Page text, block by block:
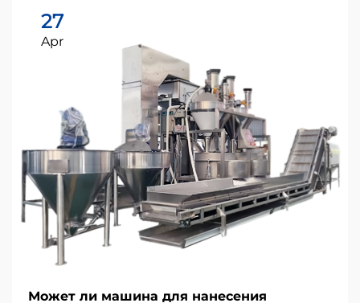
27
Apr
Может ли машина для нанесения